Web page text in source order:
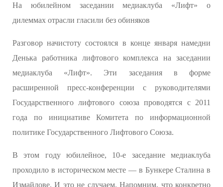
На юбилейном заседании медиаклуба «Лифт» о
дилеммах отрасли гласили без обиняков
Разговор начистоту состоялся в конце января намедни
Денька работника лифтового комплекса на заседании
медиаклуба «Лифт». Эти заседания в форме
расширенной пресс-конференции с руководителями
Государственного лифтового союза проводятся с 2011
года по инициативе Комитета по информационной
политике Государственного Лифтового Союза.
В этом году юбилейное, 10-е заседание медиаклуба
проходило в историческом месте — в Бункере Сталина в
Измайлове. И это не случаем. Напомним, что конкретно